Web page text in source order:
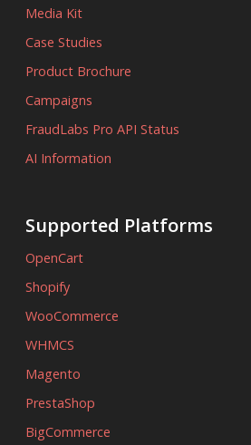
Media Kit
Case Studies
Product Brochure
Campaigns
FraudLabs Pro API Status
AI Information
Supported Platforms
OpenCart
Shopify
WooCommerce
WHMCS
Magento
PrestaShop
BigCommerce